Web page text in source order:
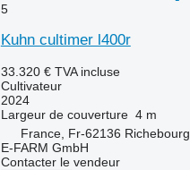
5
Kuhn cultimer l400r
33.320 € TVA incluse
Cultivateur
2024
Largeur de couverture 4 m
France, Fr-62136 Richebourg
E-FARM GmbH
Contacter le vendeur